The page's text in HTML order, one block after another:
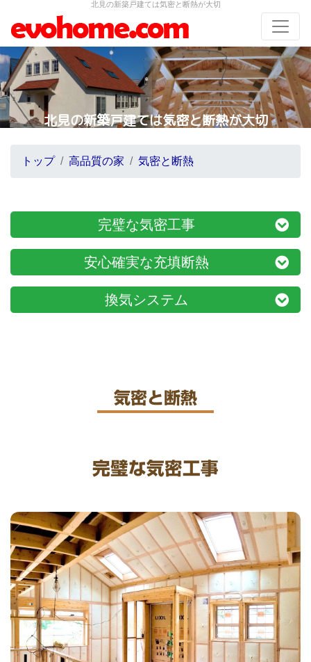
北見の新築戸建ては気密と断熱が大切
北見の新築戸建ては気密と断熱が大切
トップ 高品質の家 気密と断熱
完璧な気密工事
安心確実な充填断熱
換気システム
気密と断熱
完璧な気密工事